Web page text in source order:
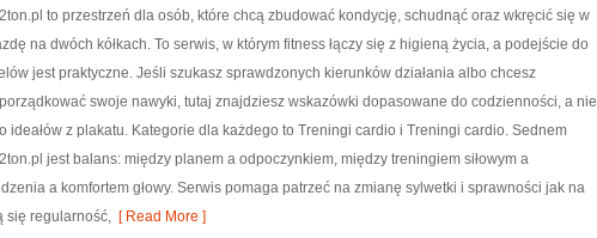
to przestrzeń dla osób, które chcą zbudować kondycję, schudnąć oraz wkręcić się w
na dwóch kółkach. To serwis, w którym fitness łączy się z higieną życia, a podejście do
jest praktyczne. Jeśli szukasz sprawdzonych kierunków działania albo chcesz
swoje nawyki, tutaj znajdziesz wskazówki dopasowane do codzienności, a nie
ideałów z plakatu. Kategorie dla każdego to Treningi cardio i Treningi cardio. Sednem
jest balans: między planem a odpoczynkiem, między treningiem siłowym a
a komfortem głowy. Serwis pomaga patrzeć na zmianę sylwetki i sprawności jak na
się regularność, [ Read More ]